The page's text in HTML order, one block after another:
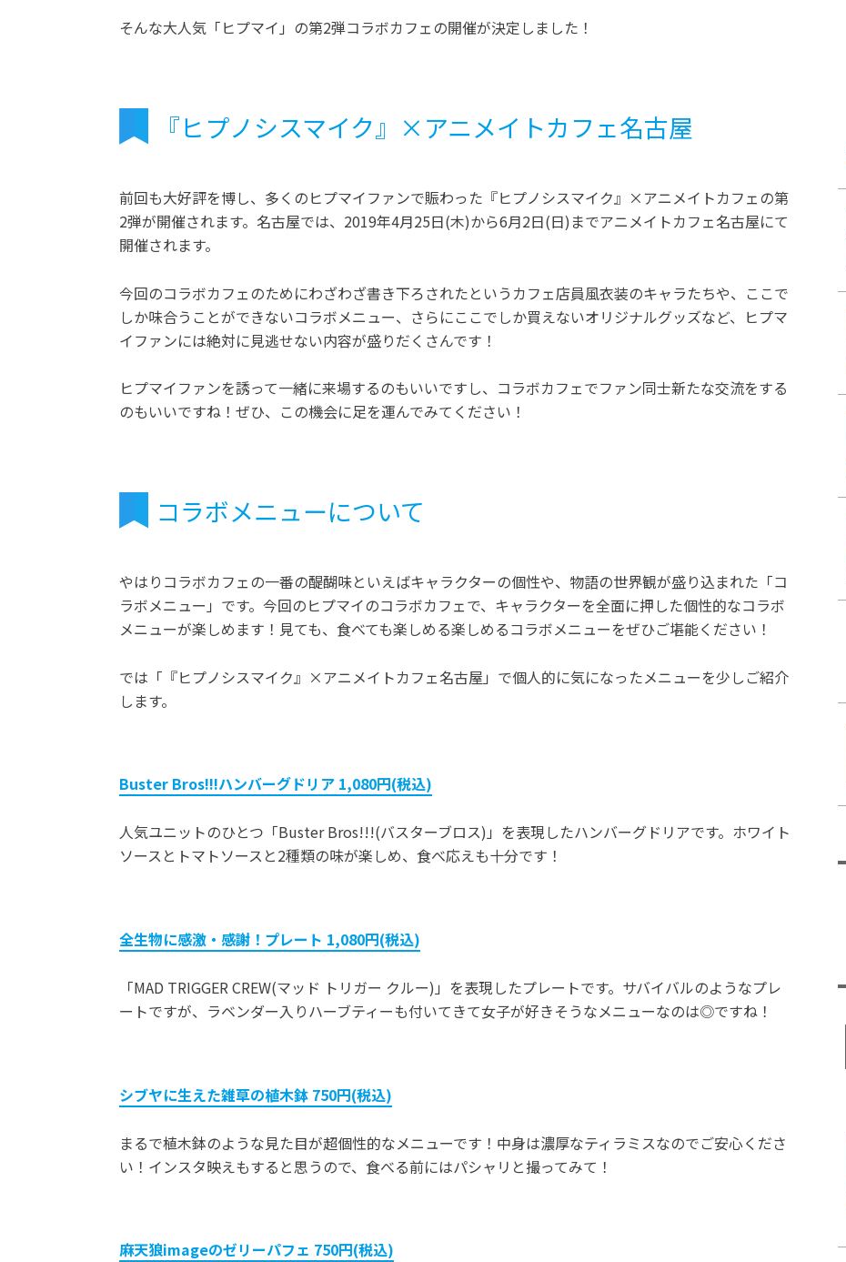
そんな大人気「ヒプマイ」の第2弾コラボカフェの開催が決定しました！
『ヒプノシスマイク』×アニメイトカフェ名古屋
前回も大好評を博し、多くのヒプマイファンで賑わった『ヒプノシスマイク』×アニメイトカフェの第
2弾が開催されます。名古屋では、2019年4月25日(木)から6月2日(日)までアニメイトカフェ名古屋にて
開催されます。
今回のコラボカフェのためにわざわざ書き下ろされたというカフェ店員風衣装のキャラたちや、ここで
しか味合うことができないコラボメニュー、さらにここでしか買えないオリジナルグッズなど、ヒプマ
イファンには絶対に見逃せない内容が盛りだくさんです！
ヒプマイファンを誘って一緒に来場するのもいいですし、コラボカフェでファン同士新たな交流をする
のもいいですね！ぜひ、この機会に足を運んでみてください！
コラボメニューについて
やはりコラボカフェの一番の醍醐味といえばキャラクターの個性や、物語の世界観が盛り込まれた「コ
ラボメニュー」です。今回のヒプマイのコラボカフェで、キャラクターを全面に押した個性的なコラボ
メニューが楽しめます！見ても、食べても楽しめる楽しめるコラボメニューをぜひご堪能ください！
では「『ヒプノシスマイク』×アニメイトカフェ名古屋」で個人的に気になったメニューを少しご紹介
します。
Buster Bros!!!ハンバーグドリア 1,080円(税込)
人気ユニットのひとつ「Buster Bros!!!(バスターブロス)」を表現したハンバーグドリアです。ホワイト
ソースとトマトソースと2種類の味が楽しめ、食べ応えも十分です！
全生物に感激・感謝！プレート 1,080円(税込)
「MAD TRIGGER CREW(マッド トリガー クルー)」を表現したプレートです。サバイバルのようなプレ
ートですが、ラベンダー入りハーブティーも付いてきて女子が好きそうなメニューなのは◎ですね！
シブヤに生えた雑草の植木鉢 750円(税込)
まるで植木鉢のような見た目が超個性的なメニューです！中身は濃厚なティラミスなのでご安心くださ
い！インスタ映えもすると思うので、食べる前にはパシャリと撮ってみて！
麻天狼imageのゼリーパフェ 750円(税込)